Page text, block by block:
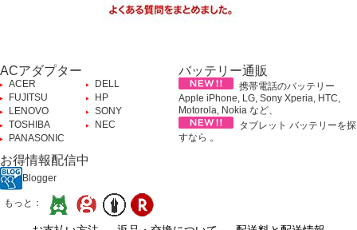
ACアダプター
ACER
DELL
FUJITSU
HP
LENOVO
SONY
TOSHIBA
NEC
PANASONIC
バッテリー通販
携帯電話のバッテリー
Apple iPhone, LG, Sony Xperia, HTC,
Motorola, Nokia など、
タブレット バッテリーを探
すなら 。
お得情報配信中
Blogger
もっと：